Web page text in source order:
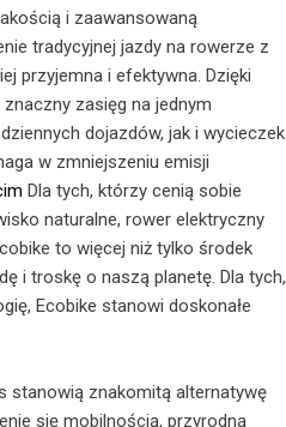
i zaawansowaną
tradycyjnej jazdy na rowerze z
przyjemna i efektywna. Dzięki
zasięg na jednym
dojazdów, jak i wycieczek
w zmniejszeniu emisji
Dla tych, którzy cenią sobie
naturalne, rower elektryczny
to więcej niż tylko środek
i troskę o naszą planetę. Dla tych,
Ecobike stanowi doskonałe
stanowią znakomitą alternatywę
się mobilnością, przyrodną